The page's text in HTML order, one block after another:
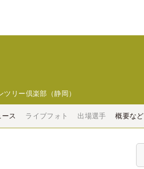
ツリー倶楽部（静岡）
ース ライブフォト 出場選手 概要など